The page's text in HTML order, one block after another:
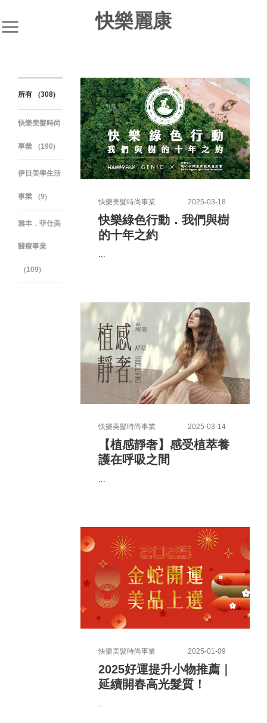
k
快樂麗康
2025-03-18
快樂美髮時尚事業
快樂綠色行動．我們與樹
的十年之約
...
2025-03-14
快樂美髮時尚事業
【植感靜奢】感受植萃養
護在呼吸之間
...
2025-01-09
快樂美髮時尚事業
2025好運提升小物推薦｜
延續開春高光髮質！
...
所有 308
快樂美髮時尚
事業 190
伊日美學生活
事業 9
雅丰．菲仕美
醫療事業
109